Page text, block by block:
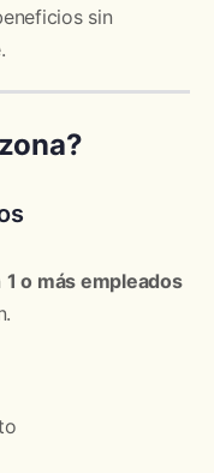
sin
1 o más empleados